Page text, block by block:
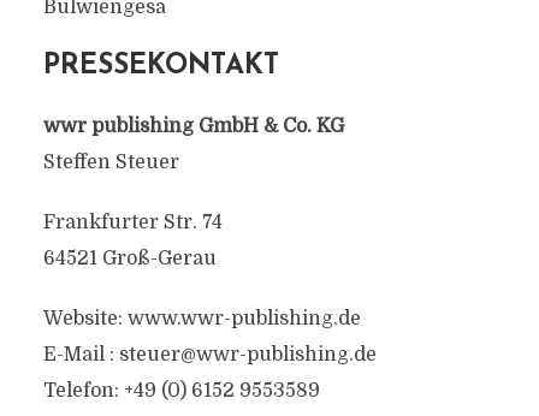
Bulwiengesa
PRESSEKONTAKT
wwr publishing GmbH & Co. KG
Steffen Steuer
Frankfurter Str. 74
64521 Groß-Gerau
Website: www.wwr-publishing.de
E-Mail : steuer@wwr-publishing.de
Telefon: +49 (0) 6152 9553589